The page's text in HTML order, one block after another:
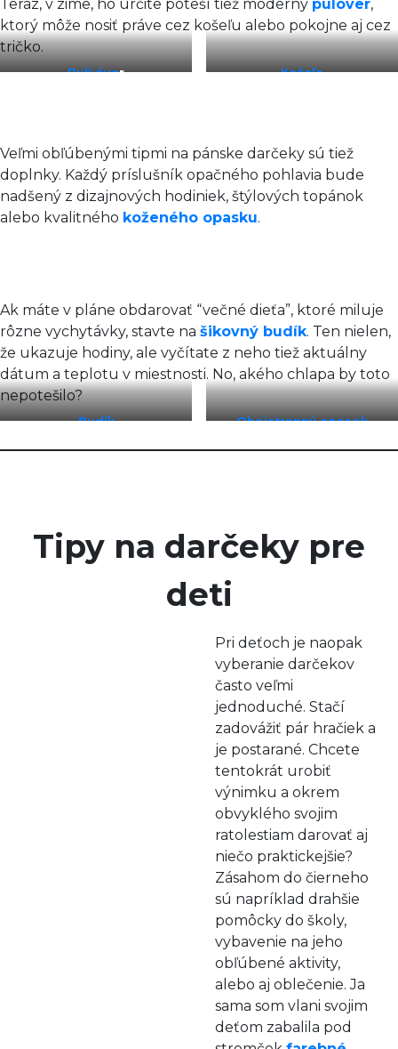
Teraz, v zime, ho určite poteší tiež moderný pulóver,
ktorý môže nosiť práve cez košeľu alebo pokojne aj cez
tričko.
Pulhóver Košeľa
Veľmi obľúbenými tipmi na pánske darčeky sú tiež
doplnky. Každý príslušník opačného pohlavia bude
nadšený z dizajnových hodiniek, štýlových topánok
alebo kvalitného koženého opasku.
Ak máte v pláne obdarovať “večné dieťa”, ktoré miluje
rôzne vychytávky, stavte na šikovný budík. Ten nielen,
že ukazuje hodiny, ale vyčítate z neho tiež aktuálny
dátum a teplotu v miestnosti. No, akého chlapa by toto
nepotešilo?
Budík Obojstranný opasok
Tipy na darčeky pre
deti
Pri deťoch je naopak
vyberanie darčekov
často veľmi
jednoduché. Stačí
zadovážiť pár hračiek a
je postarané. Chcete
tentokrát urobiť
výnimku a okrem
obvyklého svojim
ratolestiam darovať aj
niečo praktickejšie?
Zásahom do čierneho
sú napríklad drahšie
pomôcky do školy,
vybavenie na jeho
obľúbené aktivity,
alebo aj oblečenie. Ja
sama som vlani svojim
deťom zabalila pod